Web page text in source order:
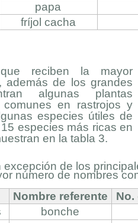
papa
fríjol cacha
reciben la mayor
además de los grandes
algunas plantas
comunes en rastrojos y
especies útiles de
especies más ricas en
en la tabla 3.
excepción de los
número de nombres
Nombre referente
No.
bonche